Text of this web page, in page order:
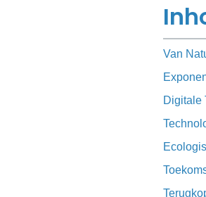
Van
Digitale